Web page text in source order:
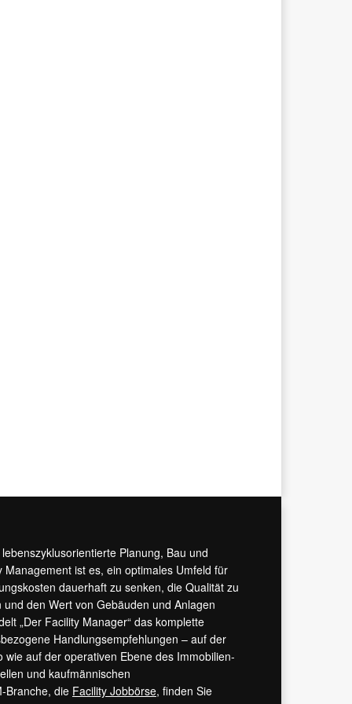
Planung, Bau und
ist es, ein optimales Umfeld für
dauerhaft zu senken, die Qualität zu
den Wert von Gebäuden und Anlagen
„Der Facility Manager“ das komplette
Handlungsempfehlungen – auf der
auf der operativen Ebene des Immobilien-
und kaufmännischen
Branche, die Facility Jobbörse, finden Sie